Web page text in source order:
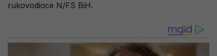
rukovodioce N/FS BiH.